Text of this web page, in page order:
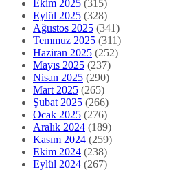
Ekim 2025 (315)
Eylül 2025 (328)
Ağustos 2025 (341)
Temmuz 2025 (311)
Haziran 2025 (252)
Mayıs 2025 (237)
Nisan 2025 (290)
Mart 2025 (265)
Şubat 2025 (266)
Ocak 2025 (276)
Aralık 2024 (189)
Kasım 2024 (259)
Ekim 2024 (238)
Eylül 2024 (267)